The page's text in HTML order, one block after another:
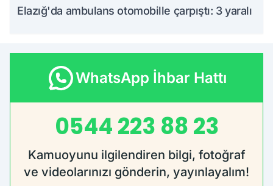
Elazığ'da ambulans otomobille çarpıştı: 3 yaralı
WhatsApp İhbar Hattı
0544 223 88 23
Kamuoyunu ilgilendiren bilgi, fotoğraf
ve videolarınızı gönderin, yayınlayalım!